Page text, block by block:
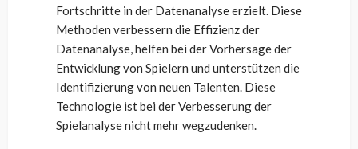
Fortschritte in der Datenanalyse erzielt. Diese
Methoden verbessern die Effizienz der
Datenanalyse, helfen bei der Vorhersage der
Entwicklung von Spielern und unterstützen die
Identifizierung von neuen Talenten. Diese
Technologie ist bei der Verbesserung der
Spielanalyse nicht mehr wegzudenken.